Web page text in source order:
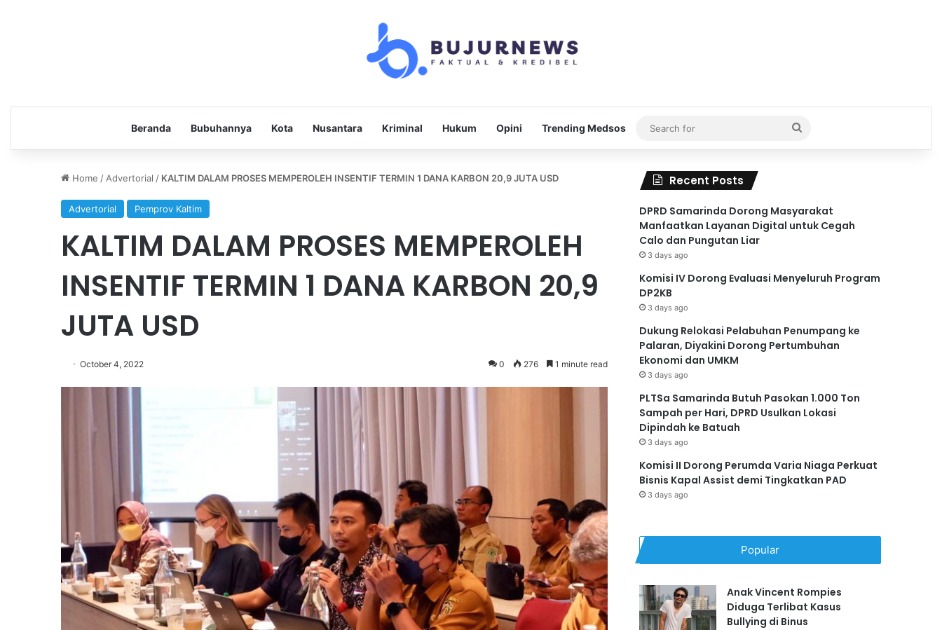
Beranda Bubuhannya Kota Nusantara Kriminal Hukum Opini Trending Medsos
Search
for
Home / Advertorial / KALTIM DALAM PROSES MEMPEROLEH INSENTIF TERMIN 1 DANA KARBON 20,9 JUTA USD
Advertorial Pemprov Kaltim
KALTIM DALAM PROSES MEMPEROLEH
INSENTIF TERMIN 1 DANA KARBON 20,9
JUTA USD
October 4, 2022 0 276 1 minute read
Recent Posts
DPRD Samarinda Dorong Masyarakat
Manfaatkan Layanan Digital untuk Cegah
Calo dan Pungutan Liar
3 days ago
Komisi IV Dorong Evaluasi Menyeluruh Program
DP2KB
3 days ago
Dukung Relokasi Pelabuhan Penumpang ke
Palaran, Diyakini Dorong Pertumbuhan
Ekonomi dan UMKM
3 days ago
PLTSa Samarinda Butuh Pasokan 1.000 Ton
Sampah per Hari, DPRD Usulkan Lokasi
Dipindah ke Batuah
3 days ago
Komisi II Dorong Perumda Varia Niaga Perkuat
Bisnis Kapal Assist demi Tingkatkan PAD
3 days ago
Popular
Anak Vincent Rompies
Diduga Terlibat Kasus
Bullying di Binus